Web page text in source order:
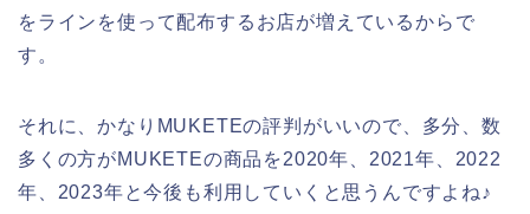
をラインを使って配布するお店が増えているからで
す。
それに、かなりMUKETEの評判がいいので、多分、数
多くの方がMUKETEの商品を2020年、2021年、2022
年、2023年と今後も利用していくと思うんですよね♪